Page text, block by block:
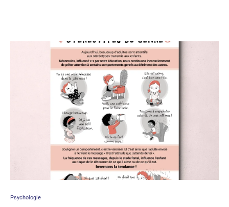
Psychologie